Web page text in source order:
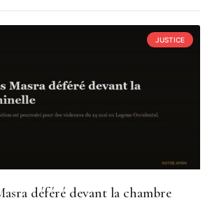
JUSTICE
déféré devant la chambre